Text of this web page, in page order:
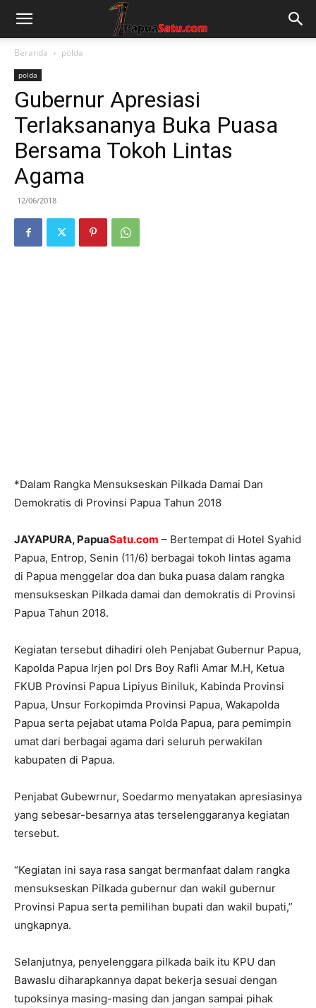
Beranda polda
polda
Gubernur Apresiasi
Terlaksananya Buka Puasa
Bersama Tokoh Lintas
Agama
12/06/2018
*Dalam Rangka Mensukseskan Pilkada Damai Dan
Demokratis di Provinsi Papua Tahun 2018
JAYAPURA, PapuaSatu.com – Bertempat di Hotel Syahid
Papua, Entrop, Senin (11/6) berbagai tokoh lintas agama
di Papua menggelar doa dan buka puasa dalam rangka
mensukseskan Pilkada damai dan demokratis di Provinsi
Papua Tahun 2018.
Kegiatan tersebut dihadiri oleh Penjabat Gubernur Papua,
Kapolda Papua Irjen pol Drs Boy Rafli Amar M.H, Ketua
FKUB Provinsi Papua Lipiyus Biniluk, Kabinda Provinsi
Papua, Unsur Forkopimda Provinsi Papua, Wakapolda
Papua serta pejabat utama Polda Papua, para pemimpin
umat dari berbagai agama dari seluruh perwakilan
kabupaten di Papua.
Penjabat Gubewrnur, Soedarmo menyatakan apresiasinya
yang sebesar-besarnya atas terselenggaranya kegiatan
tersebut.
“Kegiatan ini saya rasa sangat bermanfaat dalam rangka
mensukseskan Pilkada gubernur dan wakil gubernur
Provinsi Papua serta pemilihan bupati dan wakil bupati,”
ungkapnya.
Selanjutnya, penyelenggara pilkada baik itu KPU dan
Bawaslu diharapkannya dapat bekerja sesuai dengan
tupoksinya masing-masing dan jangan sampai pihak